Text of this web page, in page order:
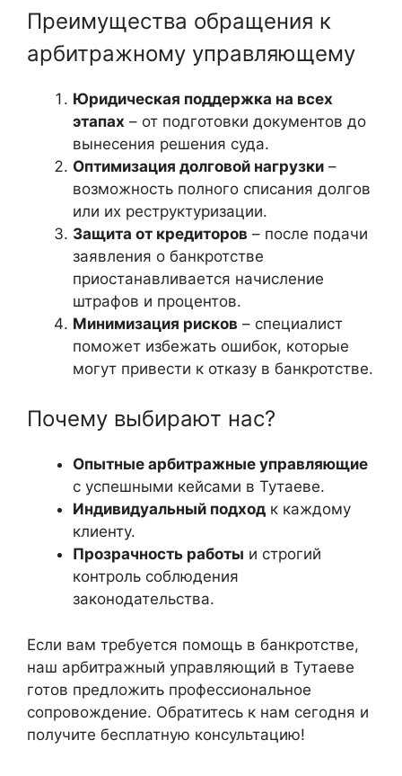
Преимущества обращения к
арбитражному управляющему
Юридическая поддержка на всех
этапах – от подготовки документов до
вынесения решения суда.
Оптимизация долговой нагрузки –
возможность полного списания долгов
или их реструктуризации.
Защита от кредиторов – после подачи
заявления о банкротстве
приостанавливается начисление
штрафов и процентов.
Минимизация рисков – специалист
поможет избежать ошибок, которые
могут привести к отказу в банкротстве.
Почему выбирают нас?
Опытные арбитражные управляющие
с успешными кейсами в Тутаеве.
Индивидуальный подход к каждому
клиенту.
Прозрачность работы и строгий
контроль соблюдения
законодательства.
Если вам требуется помощь в банкротстве,
наш арбитражный управляющий в Тутаеве
готов предложить профессиональное
сопровождение. Обратитесь к нам сегодня и
получите бесплатную консультацию!